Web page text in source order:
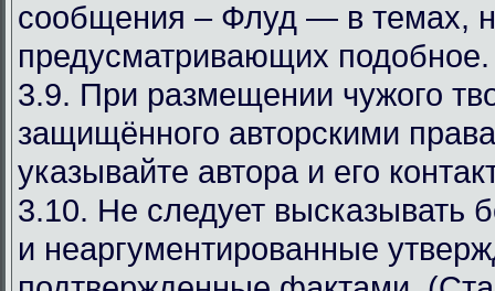
сообщения – Флуд — в темах,
предусматривающих подобное.
3.9. При размещении чужого
защищённого авторскими
указывайте автора и его
3.10. Не следует высказывать
и неаргументированные